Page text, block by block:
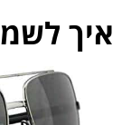
איך